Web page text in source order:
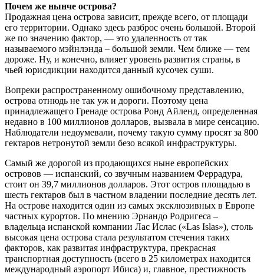
Почем же нынче острова?
Продажная цена острова зависит, прежде всего, от площади
его территории. Однако здесь разброс очень большой. Второй
же по значению фактор, — это удаленность от так
называемого мэйнлэнда – большой земли. Чем ближе — тем
дороже. Ну, и конечно, влияет уровень развития страны, в
чьей юрисдикции находится данный кусочек суши.
Вопреки распространенному ошибочному представлению,
острова отнюдь не так уж и дороги. Поэтому цена
принадлежащего Гренаде острова Ронд Айленд, определенная
недавно в 100 миллионов долларов, вызвала в мире сенсацию.
Наблюдатели недоумевали, почему такую сумму просят за 800
гектаров нетронутой земли безо всякой инфраструктуры.
Самый же дорогой из продающихся ныне европейских
островов — испанский, со звучным названием Феррадура,
стоит он 39,7 миллионов долларов. Этот остров площадью в
шесть гектаров был в частном владении последние десять лет.
На острове находится один из самых эксклюзивных в Европе
частных курортов. По мнению Эрнандо Родригеса –
владельца испанской компании Лас Ислас («Las Islas»), столь
высокая цена острова стала результатом стечения таких
факторов, как развитая инфраструктура, прекрасная
транспортная доступность (всего в 25 километрах находится
международный аэропорт Ибиса) и, главное, престижность